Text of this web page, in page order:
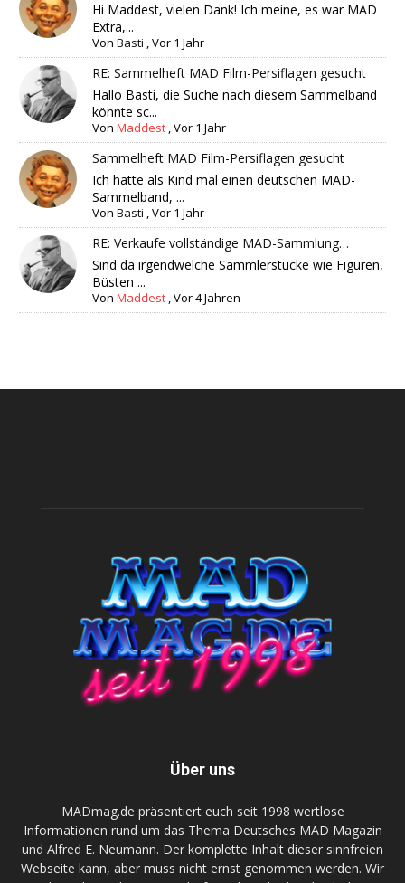
Hi Maddest, vielen Dank! Ich meine, es war MAD
Extra,...
VonBasti ,Vor 1 Jahr
RE: Sammelheft MAD Film-Persiflagen gesucht
Hallo Basti, die Suche nach diesem Sammelband
könnte sc...
VonMaddest ,Vor 1 Jahr
Sammelheft MAD Film-Persiflagen gesucht
Ich hatte als Kind mal einen deutschen MAD-
Sammelband, ...
VonBasti ,Vor 1 Jahr
RE: Verkaufe vollständige MAD-Sammlung…
Sind da irgendwelche Sammlerstücke wie Figuren,
Büsten ...
VonMaddest ,Vor 4 Jahren
Über uns
MADmag.de präsentiert euch seit 1998 wertlose
Informationen rund um das Thema Deutsches MAD Magazin
und Alfred E. Neumann. Der komplette Inhalt dieser sinnfreien
Webseite kann, aber muss nicht ernst genommen werden. Wir